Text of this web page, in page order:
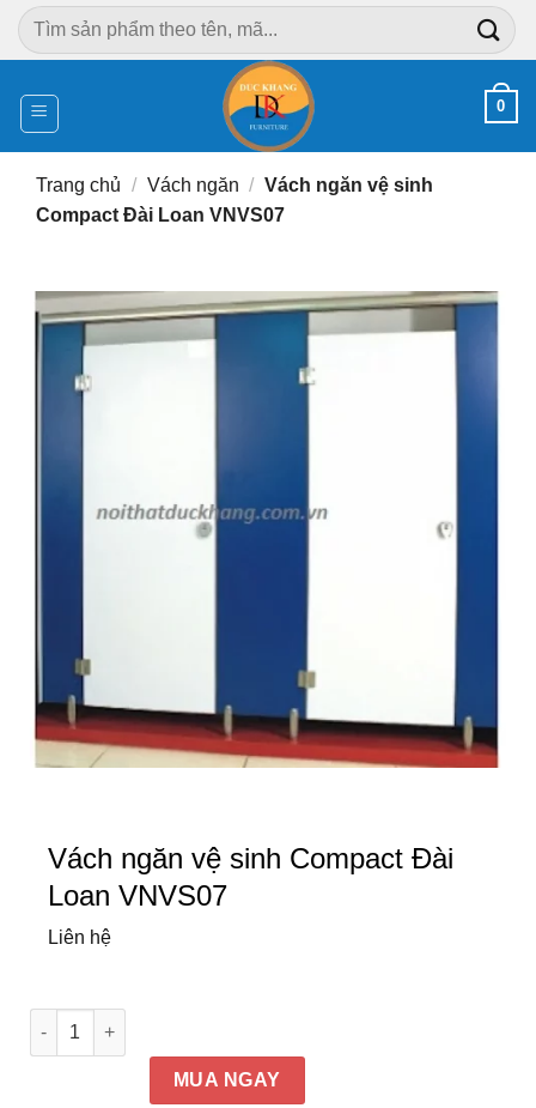
Chuyển
đến
dung
Tìm
kiếm:
0
Trang chủ / Vách ngăn / Vách ngăn vệ sinh
Compact Đài Loan VNVS07
Vách ngăn vệ sinh Compact Đài
Loan VNVS07
Liên hệ
Vách ngăn vệ sinh Compact Đài Loan VNVS07 số lượng
MUA NGAY